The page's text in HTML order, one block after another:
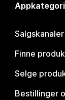
Salgskanaler
Finne
Selge
Bestillinger